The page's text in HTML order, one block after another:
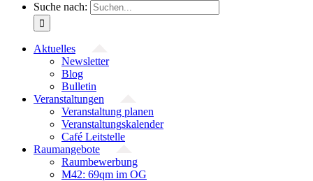
Suche nach:
Aktuelles
Newsletter
Blog
Bulletin
Veranstaltungen
Veranstaltung planen
Veranstaltungskalender
Café Leitstelle
Raumangebote
Raumbewerbung
M42: 69qm im OG